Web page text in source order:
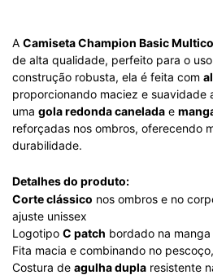
A Camiseta Champion Basic
de alta qualidade, perfeito para o
construção robusta, ela é feita com
proporcionando maciez e suavidade
uma gola redonda canelada e
reforçadas nos ombros, oferecendo
durabilidade.
Detalhes do produto:
Corte clássico nos ombros e no
ajuste unissex
Logotipo C patch bordado na manga
Fita macia e combinando no
Costura de agulha dupla resistente